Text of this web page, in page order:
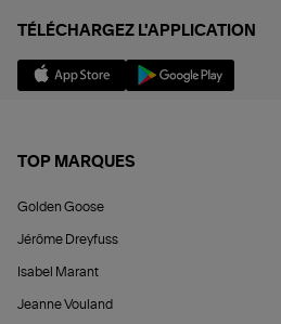
TÉLÉCHARGEZ L'APPLICATION
TOP MARQUES
Golden Goose
Jérôme Dreyfuss
Isabel Marant
Jeanne Vouland